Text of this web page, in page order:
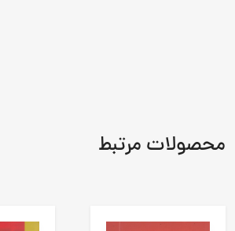
محصولات مرتبط